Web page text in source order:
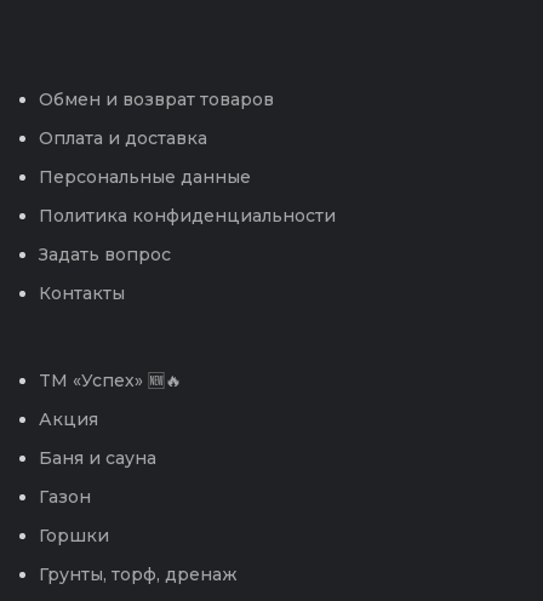
Обмен и возврат товаров
Оплата и доставка
Персональные данные
Политика конфиденциальности
Задать вопрос
Контакты
TM «Успех» 🆕🔥
Акция
Баня и сауна
Газон
Горшки
Грунты, торф, дренаж